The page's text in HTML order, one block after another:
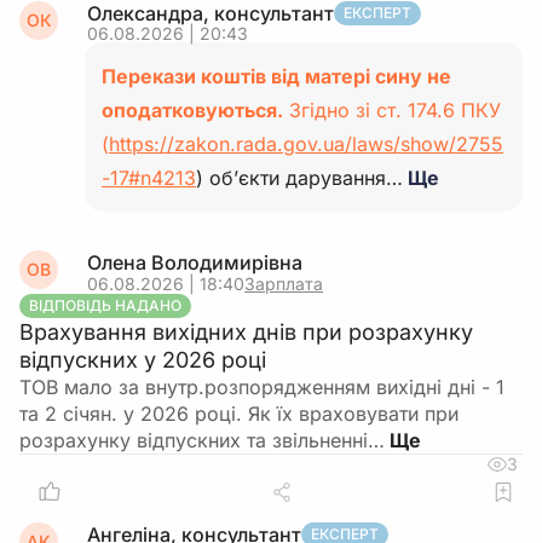
ОК Олександра, консультант ЕКСПЕРТ
06.08.2026 | 20:43
Перекази коштів від матері сину не
оподатковуються. Згідно зі ст. 174.6 ПКУ
(https://zakon.rada.gov.ua/laws/show/2755
-17#n4213) об’єкти дарування… Ще
ОВ Олена Володимирівна
06.08.2026 | 18:40Зарплата
ВІДПОВІДЬ НАДАНО
Врахування вихідних днів при розрахунку
відпускних у 2026 році
ТОВ мало за внутр.розпорядженням вихідні дні - 1
та 2 січян. у 2026 році. Як їх враховувати при
розрахунку відпускних та звільненні…
3
Ангеліна, консультант ЕКСПЕРТ